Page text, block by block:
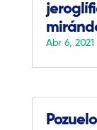
Abr 6, 2021